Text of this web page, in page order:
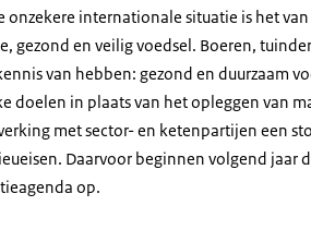
onzekere internationale situatie is het
gezond en veilig voedsel. Boeren,
van hebben: gezond en duurzaam
doelen in plaats van het opleggen van
met sector- en ketenpartijen een
Daarvoor beginnen volgend jaar
op.